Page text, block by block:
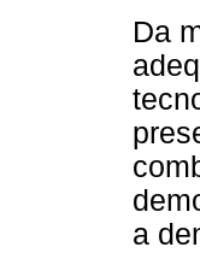
Da
a